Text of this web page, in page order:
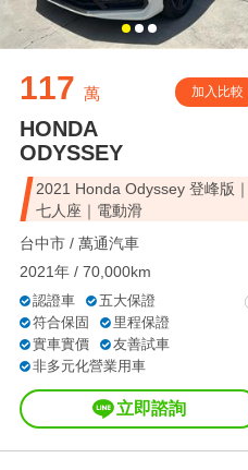
117 萬 加入比較
HONDA
ODYSSEY
2021 Honda Odyssey 登峰版｜
七人座｜電動滑
台中市 / 萬通汽車
2021年 / 70,000km
認證車
五大保證
符合保固
里程保證
實車實價
友善試車
非多元化營業用車
立即諮詢